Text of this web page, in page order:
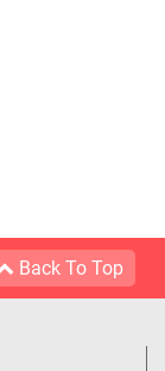
Back To Top